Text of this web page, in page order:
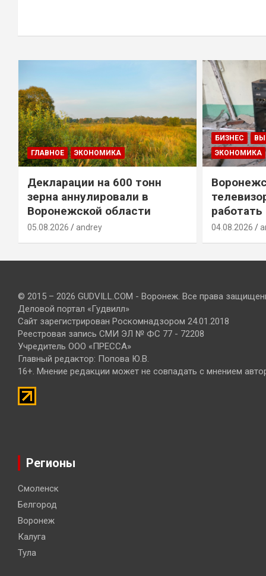
ГЛАВНОЕ ЭКОНОМИКА
Декларации на 600 тонн
зерна аннулировали в
Воронежской области
05.08.2026 andrey
БИЗНЕС
ЭКОНОМИКА
работать
04.08.2026
© 2015 – 2026 GUDVILL.COM - Воронеж. Все права
Деловой портал «Гудвилл»
Сайт зарегистрирован Роскомнадзором 24.01.2018
Реестровая запись СМИ ЭЛ № ФС 77 - 72208
Учредитель ООО «ПРЕССА»
Главный редактор: Попова Ю.В.
16+. Мнение редакции может не совпадать с мнением
Регионы
Смоленск
Белгород
Воронеж
Калуга
Тула